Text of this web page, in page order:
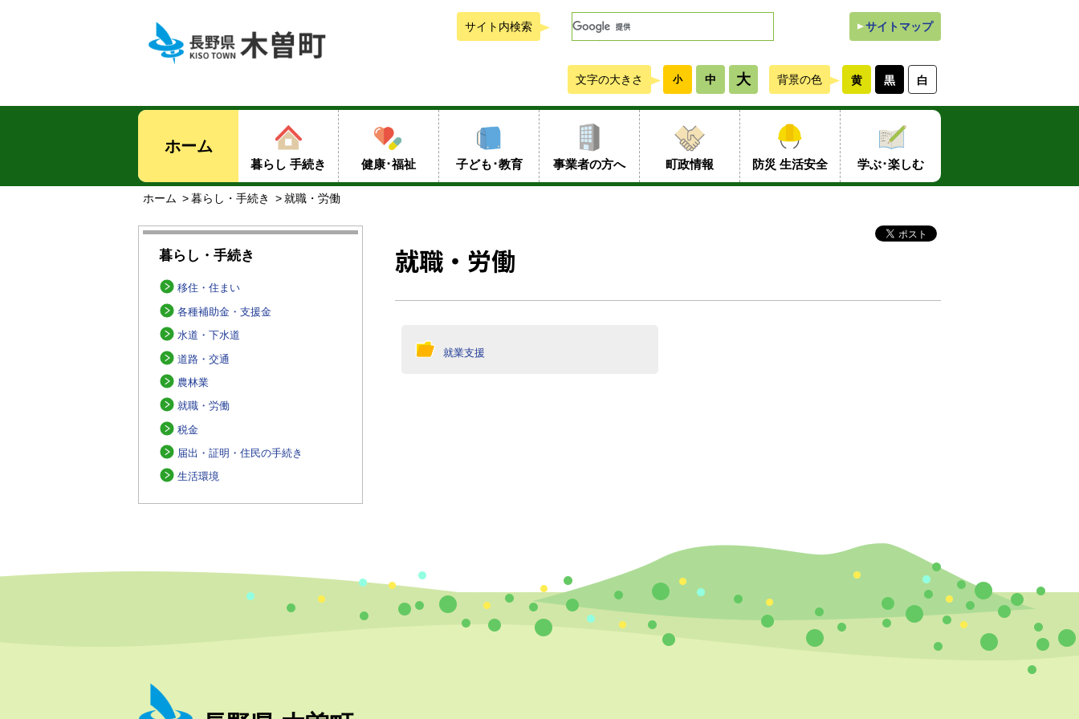
サイトマップ
サイト内検索
白
黒
黄
背景の色
大
中
小
文字の大きさ
ホーム
暮らし 手続き 健康･福祉 子ども･教育 事業者の方へ 町政情報 防災 生活安全 学ぶ･楽しむ
ホーム 暮らし・手続き 就職・労働
暮らし・手続き
移住・住まい
各種補助金・支援金
水道・下水道
道路・交通
農林業
就職・労働
税金
届出・証明・住民の手続き
生活環境
就職・労働
就業支援